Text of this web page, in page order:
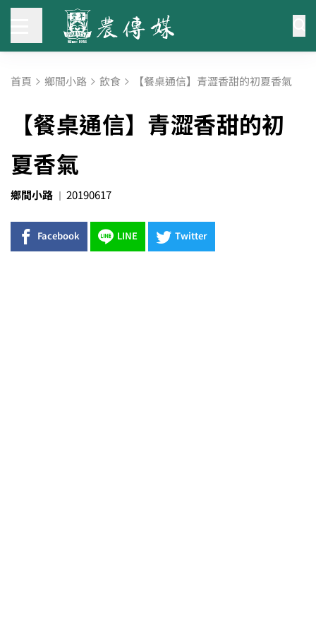
首頁 鄉間小路 飲食 【餐桌通信】青澀香甜的初夏香氣
【餐桌通信】青澀香甜的初
夏香氣
鄉間小路 20190617
Facebook LINE Twitter